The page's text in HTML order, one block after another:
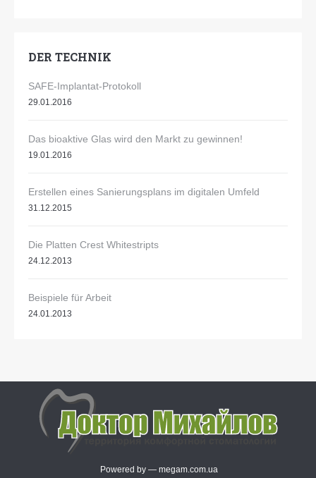
DER TECHNIK
SAFE-Implantat-Protokoll
29.01.2016
Das bioaktive Glas wird den Markt zu gewinnen!
19.01.2016
Erstellen eines Sanierungsplans im digitalen Umfeld
31.12.2015
Die Platten Crest Whitestripts
24.12.2013
Beispiele für Arbeit
24.01.2013
Powered by — megam.com.ua